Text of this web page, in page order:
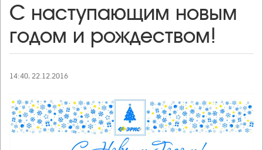
С наступающим новым
годом и рождеством!
14:40, 22.12.2016